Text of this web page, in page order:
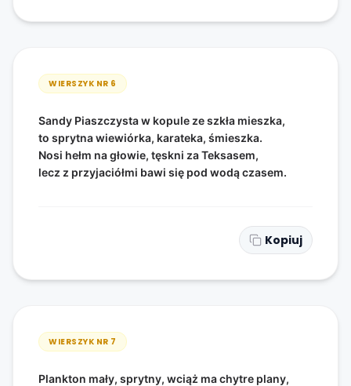
WIERSZYK NR 6
Sandy Piaszczysta w kopule ze szkła mieszka,
to sprytna wiewiórka, karateka, śmieszka.
Nosi hełm na głowie, tęskni za Teksasem,
lecz z przyjaciółmi bawi się pod wodą czasem.
Kopiuj
WIERSZYK NR 7
Plankton mały, sprytny, wciąż ma chytre plany,